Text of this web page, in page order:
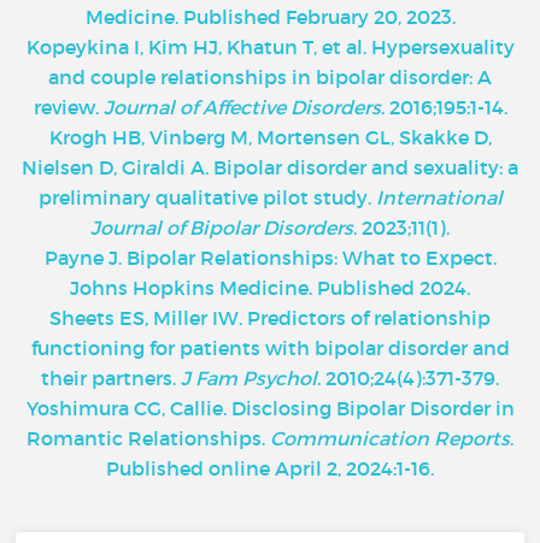
Medicine. Published February 20, 2023.
Kopeykina I, Kim HJ, Khatun T, et al. Hypersexuality
and couple relationships in bipolar disorder: A
review. Journal of Affective Disorders. 2016;195:1-14.
Krogh HB, Vinberg M, Mortensen GL, Skakke D,
Nielsen D, Giraldi A. Bipolar disorder and sexuality: a
preliminary qualitative pilot study. International
Journal of Bipolar Disorders. 2023;11(1).
Payne J. Bipolar Relationships: What to Expect.
Johns Hopkins Medicine. Published 2024.
Sheets ES, Miller IW. Predictors of relationship
functioning for patients with bipolar disorder and
their partners. J Fam Psychol. 2010;24(4):371-379.
Yoshimura CG, Callie. Disclosing Bipolar Disorder in
Romantic Relationships. Communication Reports.
Published online April 2, 2024:1-16.